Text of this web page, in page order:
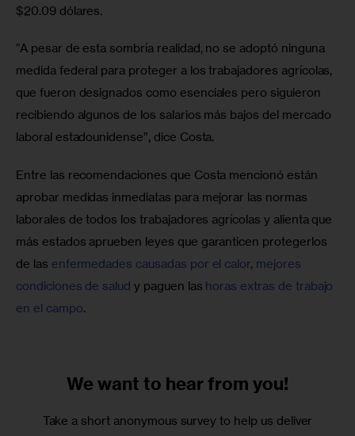
$20.09 dólares.
“A pesar de esta sombría realidad, no se adoptó ninguna
medida federal para proteger a los trabajadores agrícolas,
que fueron designados como esenciales pero siguieron
recibiendo algunos de los salarios más bajos del mercado
laboral estadounidense”, dice Costa.
Entre las recomendaciones que Costa mencionó están
aprobar medidas inmediatas para mejorar las normas
laborales de todos los trabajadores agrícolas y alienta que
más estados aprueben leyes que garanticen protegerlos
de las enfermedades causadas por el calor, mejores
condiciones de salud y paguen las horas extras de trabajo
en el campo.
We want to hear from you!
Take a short anonymous survey to help us deliver